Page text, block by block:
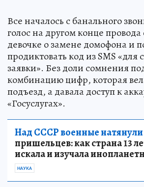
Все началось с банального
голос на другом конце
девочке о замене домофона и
продиктовать код из SMS «для
заявки». Без доли сомнения
комбинацию цифр, которая
подъезд, а давала доступ к
«Госуслугах».
Над СССР военные натянули
пришельцев: как страна 13
искала и изучала
НАУКА